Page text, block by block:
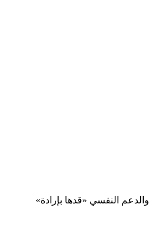
النفسي «قدها بإرادة»